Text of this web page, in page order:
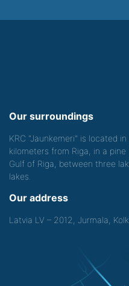
Our surroundings
KRC "Jaunkemeri" is located
kilometers from Riga, in a
Gulf of Riga, between three
lakes.
Our address
Latvia LV – 2012, Jurmala,